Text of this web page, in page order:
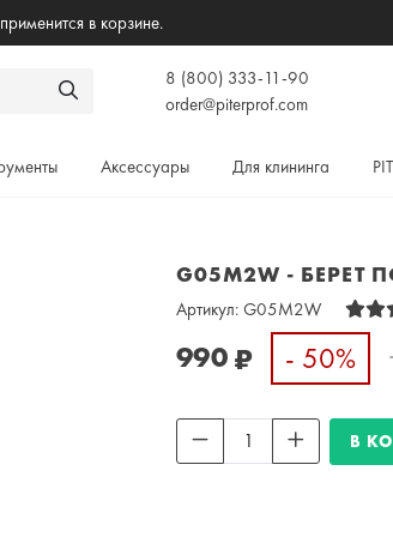
от 5000₽
8 (800) 333-11-90
order@piterprof.com
Аксессуары Для клининга
G05M2W - БЕРЕТ
Артикул:G05M2W
990₽ - 50%
В